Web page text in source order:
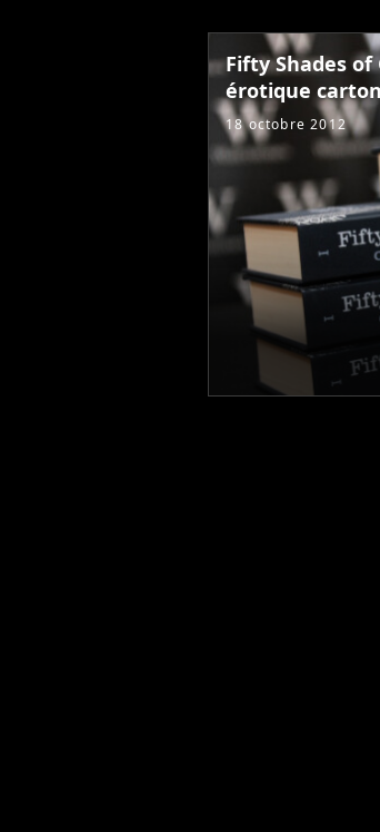
Fifty Shades
érotique
18 octobre 2012